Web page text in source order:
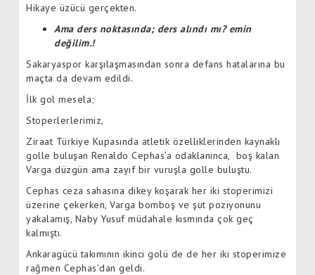
Hikaye üzücü gerçekten.
Ama ders noktasında; ders alındı mı? emin
değilim.!
Sakaryaspor karşılaşmasından sonra defans hatalarına bu
maçta da devam edildi.
İlk gol mesela;
Stoperlerlerimiz,
Ziraat Türkiye Kupasında atletik özelliklerinden kaynaklı
golle buluşan Renaldo Cephas’a odaklanınca, boş kalan
Varga düzgün ama zayıf bir vuruşla golle buluştu.
Cephas ceza sahasına dikey koşarak her iki stoperimizi
üzerine çekerken, Varga bomboş ve şut poziyonunu
yakalamış, Naby Yusuf müdahale kısmında çok geç
kalmıştı.
Ankaragücü takımının ikinci golü de de her iki stoperimize
rağmen Cephas’dan geldi.